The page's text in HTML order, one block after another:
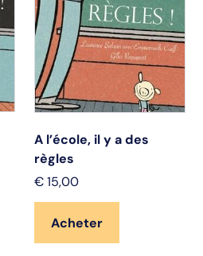
A l’école, il y a des
règles
€ 15,00
Acheter